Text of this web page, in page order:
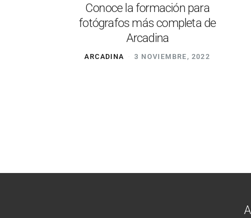
Conoce la formación para
fotógrafos más completa de
Arcadina
ARCADINA 3 NOVIEMBRE, 2022